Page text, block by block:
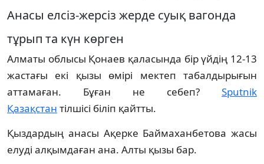
Анасы елсіз-жерсіз жерде суық вагонда
тұрып та күн көрген
Алматы облысы Қонаев қаласында бір үйдің 12-13
жастағы екі қызы өмірі мектеп табалдырығын
аттамаған. Бұған не себеп? Sputnik
Қазақстан тілшісі біліп қайтты.
Қыздардың анасы Ақерке Баймаханбетова жасы
елуді алқымдаған ана. Алты қызы бар.